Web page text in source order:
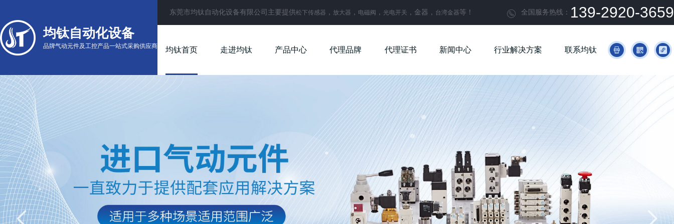
均钛自动化设备
品牌气动元件及工控产品一站式采购供应商
东莞市均钛自动化设备有限公司主要提供松下传感器 ， 放大器 ， 电磁阀 ， 光电开关 ，金器， 台湾金器等！  全国服务热线： 139-2920-3659
均钛首页 走进均钛 产品中心 代理品牌 代理证书 新闻中心 行业解决方案 联系均钛   